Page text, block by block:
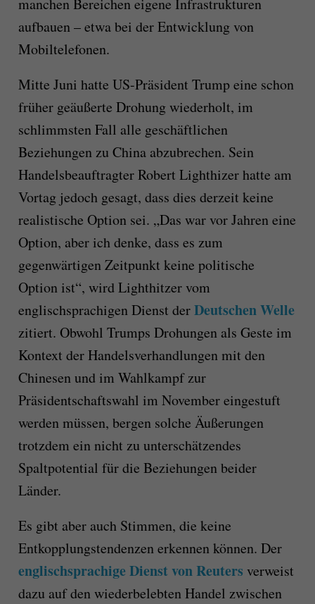
manchen Bereichen eigene Infrastrukturen
aufbauen – etwa bei der Entwicklung von
Mobiltelefonen.
Mitte Juni hatte US-Präsident Trump eine schon
früher geäußerte Drohung wiederholt, im
schlimmsten Fall alle geschäftlichen
Beziehungen zu China abzubrechen. Sein
Handelsbeauftragter Robert Lighthizer hatte am
Vortag jedoch gesagt, dass dies derzeit keine
realistische Option sei. „Das war vor Jahren eine
Option, aber ich denke, dass es zum
gegenwärtigen Zeitpunkt keine politische
Option ist“, wird Lighthitzer vom
englischsprachigen Dienst derDeutschen Welle
zitiert. Obwohl Trumps Drohungen als Geste im
Kontext der Handelsverhandlungen mit den
Chinesen und im Wahlkampf zur
Präsidentschaftswahl im November eingestuft
werden müssen, bergen solche Äußerungen
trotzdem ein nicht zu unterschätzendes
Spaltpotential für die Beziehungen beider
Länder.
Es gibt aber auch Stimmen, die keine
Entkopplungstendenzen erkennen können. Der
englischsprachige Dienst von Reuters verweist
dazu auf den wiederbelebten Handel zwischen